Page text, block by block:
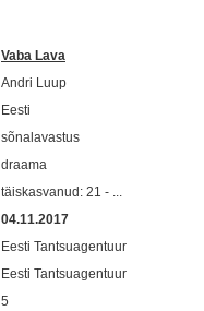
Vaba Lava
Andri Luup
Eesti
sõnalavastus
draama
täiskasvanud: 21 - ...
04.11.2017
Eesti Tantsuagentuur
Eesti Tantsuagentuur
5